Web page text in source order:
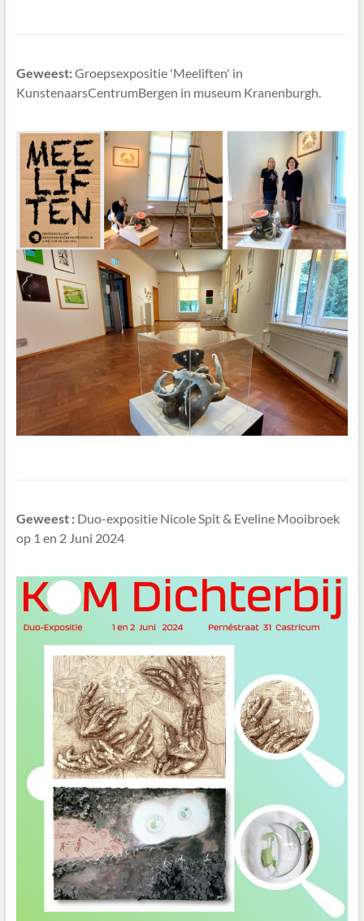
Geweest:Groepsexpositie 'Meeliften' in
KunstenaarsCentrumBergen in museum Kranenburgh.
Geweest : Duo-expositie Nicole Spit & Eveline Mooibroek
op 1 en 2 Juni 2024